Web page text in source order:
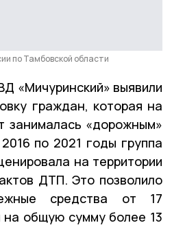
по Тамбовской области
«Мичуринский» выявили
граждан, которая на
занималась «дорожным»
по 2021 годы группа
на территории
ДТП. Это позволило
средства от 17
на общую сумму более 13